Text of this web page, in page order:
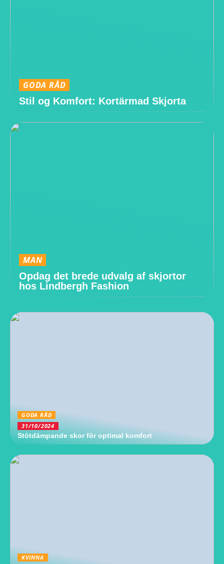
GODA RÅD
Stil og Komfort: Kortärmad Skjorta
MAN
Opdag det brede udvalg af skjortor
hos Lindbergh Fashion
GODA RÅD
31/10/2024
Stötdämpande skor för optimal komfort
KVINNA